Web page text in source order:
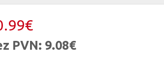
PVN: 9.08€